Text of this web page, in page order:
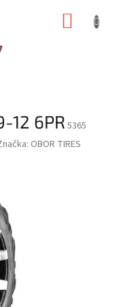
12 6PR 5365
OBOR TIRES